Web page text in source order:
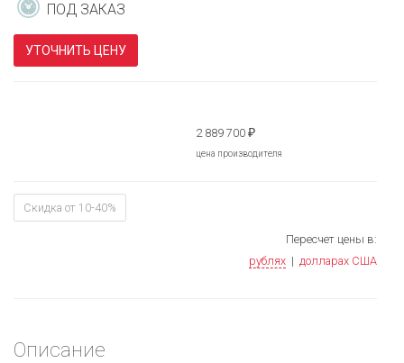
ПОД ЗАКАЗ
УТОЧНИТЬ ЦЕНУ
2 889 700 ₽
цена производителя
Скидка от 10-40%
Пересчет цены в:
рублях | долларах США
Описание